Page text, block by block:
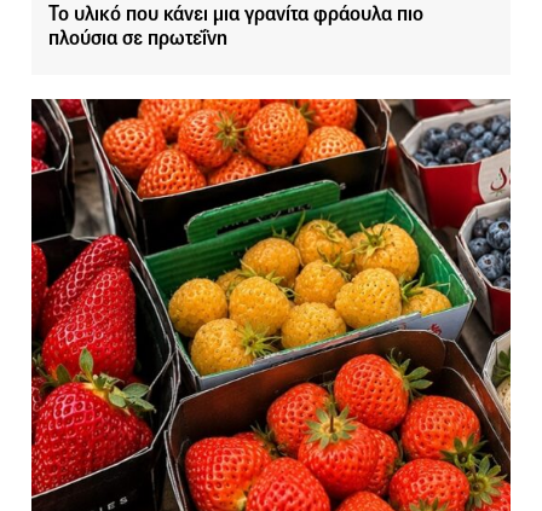
Το υλικό που κάνει μια γρανίτα φράουλα πιο
πλούσια σε πρωτεΐνη